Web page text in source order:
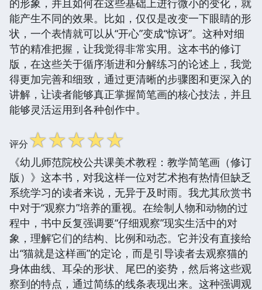
的形象，并且如何在这些基础上进行微小的变化，就
能产生不同的效果。比如，仅仅是改变一下眼睛的形
状，一个表情就可以从“开心”变成“惊讶”。这种对细
节的精准把握，让我觉得非常实用。这本书的修订
版，在这些关于循序渐进和分解练习的论述上，我觉
得更加完善和细致，通过更清晰的步骤图和更深入的
讲解，让读者能够真正掌握简笔画的核心技法，并且
能够灵活运用到各种创作中。
评分☆☆☆☆☆
《幼儿师范院校公共课美术教程：教学简笔画（修订
版）》这本书，对我这样一位对艺术抱有热情但缺乏
系统学习的读者来说，无异于及时雨。我尤其欣赏书
中对于“观察力”培养的重视。在绘制人物和动物的过
程中，书中反复强调要“仔细观察”现实生活中的对
象，理解它们的结构、比例和动态。它并没有直接给
出“猫就是这样画”的定论，而是引导读者去观察猫的
身体曲线、耳朵的形状、尾巴的姿势，然后将这些观
察到的特点，通过简练的线条表现出来。这种强调观